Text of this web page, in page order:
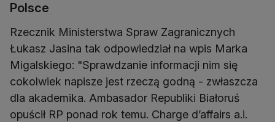
Polsce
Rzecznik Ministerstwa Spraw Zagranicznych
Łukasz Jasina tak odpowiedział na wpis Marka
Migalskiego: "Sprawdzanie informacji nim się
cokolwiek napisze jest rzeczą godną - zwłaszcza
dla akademika. Ambasador Republiki Białoruś
opuścił RP ponad rok temu. Charge d’affairs a.i.